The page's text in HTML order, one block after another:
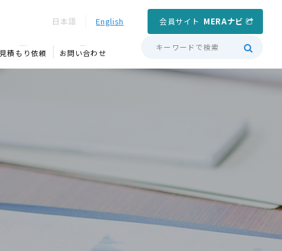
日本語 English 会員サイト MERAナビ
見積もり依頼 お問い合わせ